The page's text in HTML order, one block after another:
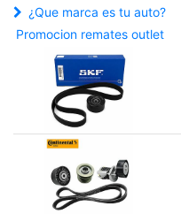
¿Que marca es tu auto?
Promocion remates outlet